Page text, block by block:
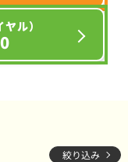
ル）
絞り込み